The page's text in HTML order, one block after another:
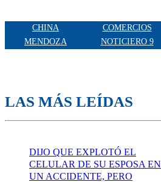
CHINA COMERCIOS
MENDOZA
NOTICIERO 9
LAS MÁS LEÍDAS
DIJO QUE EXPLOTÓ EL
CELULAR DE SU ESPOSA EN
UN ACCIDENTE, PERO